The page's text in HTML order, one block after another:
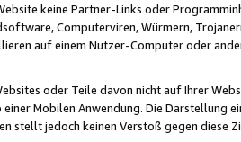
keine Partner-Links oder
Computerviren, Würmern,
auf einem Nutzer-Computer oder
oder Teile davon nicht auf Ihrer
einer Mobilen Anwendung. Die Darstellung
stellt jedoch keinen Verstoß gegen diese